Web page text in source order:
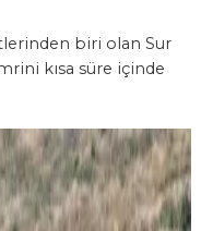
biri olan Sur
kısa süre içinde